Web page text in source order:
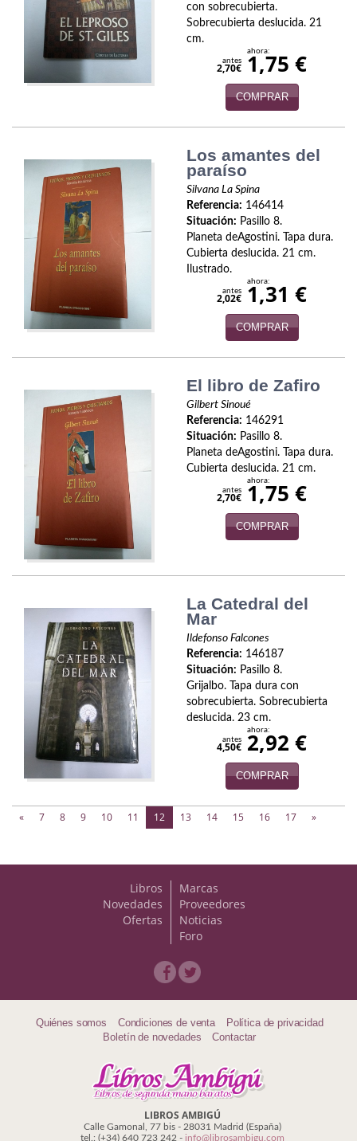
Papás, Mamás, Bebés…
Poesía
Política
Revistas
Segunda Guerra Mundial
Sobre Madrid
Teatro
Tema Local
Varios
Viajes
Viajesç
con sobrecubierta.
Sobrecubierta deslucida. 21
cm.
antes
2,70€
ahora:
1,75 €
COMPRAR
Los amantes del
paraíso
Silvana La Spina
Referencia: 146414
Situación: Pasillo 8.
Planeta deAgostini. Tapa dura.
Cubierta deslucida. 21 cm.
Ilustrado.
antes
2,02€
ahora:
1,31 €
COMPRAR
El libro de Zafiro
Gilbert Sinoué
Referencia: 146291
Situación: Pasillo 8.
Planeta deAgostini. Tapa dura.
Cubierta deslucida. 21 cm.
antes
2,70€
ahora:
1,75 €
COMPRAR
La Catedral del
Mar
Ildefonso Falcones
Referencia: 146187
Situación: Pasillo 8.
Grijalbo. Tapa dura con
sobrecubierta. Sobrecubierta
deslucida. 23 cm.
antes
4,50€
ahora:
2,92 €
COMPRAR
« 7 8 9 10 11 12 (current)
13 14 15 16 17 »
Libros
Novedades
Ofertas
Marcas
Proveedores
Noticias
Foro
Quiénes somos Condiciones de venta
Política de privacidad
Boletín de novedades
Contactar
LIBROS AMBIGÚ
Calle Gamonal, 77 bis - 28031 Madrid (España)
tel.: (+34) 640 723 242 - info@librosambigu.com